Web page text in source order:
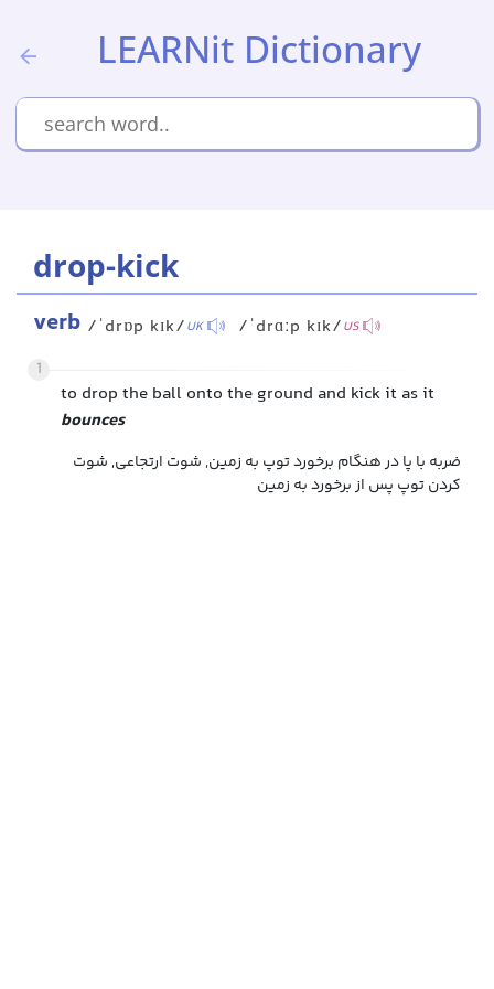
LEARNit Dictionary
drop-kick
verb /ˈdrɒp kɪk/UK /ˈdrɑːp kɪk/US
1
to drop the ball onto the ground and kick it as it
bounces
ضربه با پا در هنگام برخورد توپ به زمین, شوت ارتجاعی, شوت
کردن توپ پس از برخورد به زمین